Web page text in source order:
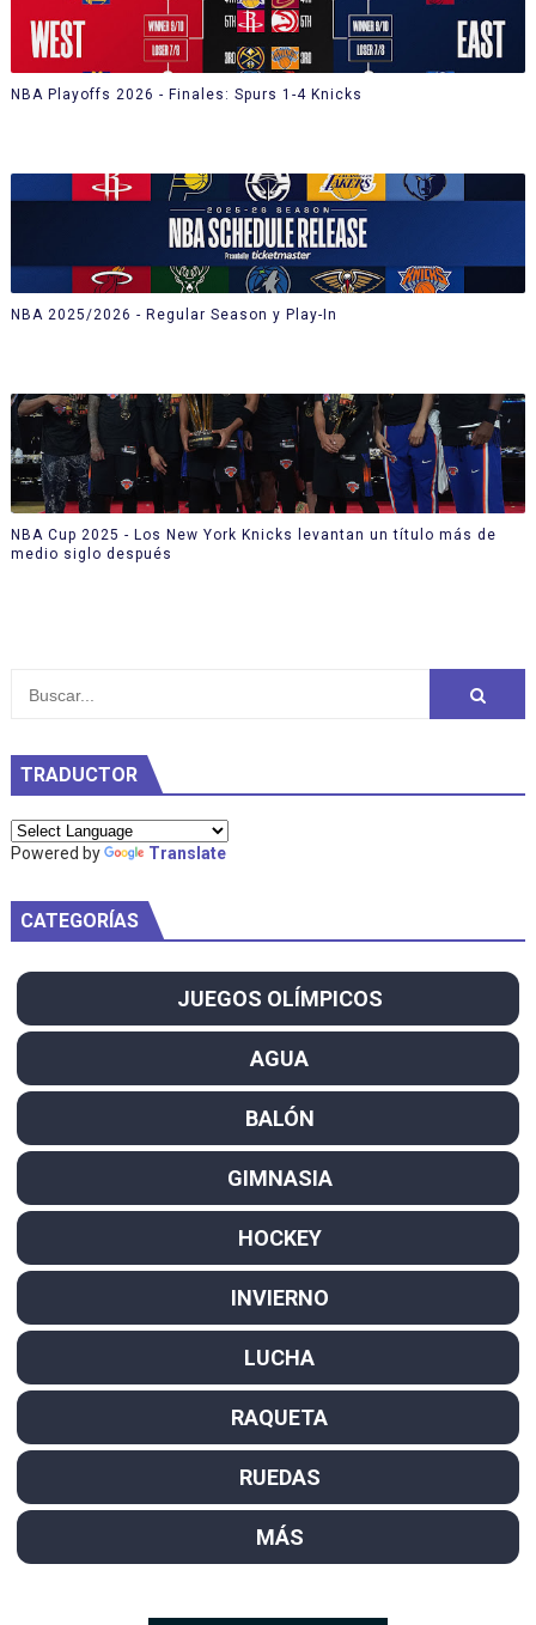
NBA Playoffs 2026 - Finales: Spurs 1-4 Knicks
NBA 2025/2026 - Regular Season y Play-In
NBA Cup 2025 - Los New York Knicks levantan un título más de
medio siglo después
TRADUCTOR
Powered by Translate
CATEGORÍAS
JUEGOS OLÍMPICOS
AGUA
BALÓN
GIMNASIA
HOCKEY
INVIERNO
LUCHA
RAQUETA
RUEDAS
MÁS